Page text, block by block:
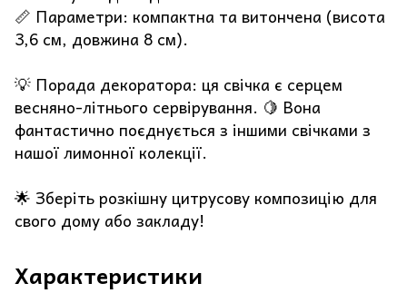
📏 Параметри: компактна та витончена (висота
3,6 см, довжина 8 см).
💡 Порада декоратора: ця свічка є серцем
весняно-літнього сервірування. 🍋 Вона
фантастично поєднується з іншими свічками з
нашої лимонної колекції.
🌟 Зберіть розкішну цитрусову композицію для
свого дому або закладу!
Характеристики